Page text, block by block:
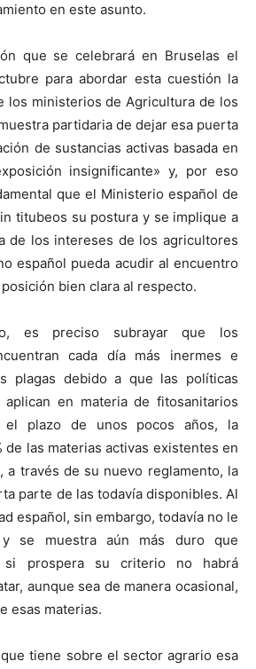
en este asunto.
que se celebrará en Bruselas el
para abordar esta cuestión la
los ministerios de Agricultura de los
partidaria de dejar esa puerta
de sustancias activas basada en
insignificante» y, por eso
que el Ministerio español de
titubeos su postura y se implique a
de los intereses de los agricultores
español pueda acudir al encuentro
bien clara al respecto.
es preciso subrayar que los
cada día más inermes e
plagas debido a que las políticas
en materia de fitosanitarios
el plazo de unos pocos años, la
de las materias activas existentes en
a través de su nuevo reglamento, la
parte de las todavía disponibles. Al
español, sin embargo, todavía no le
y se muestra aún más duro que
si prospera su criterio no habrá
aunque sea de manera ocasional,
esas materias.
tiene sobre el sector agrario esa